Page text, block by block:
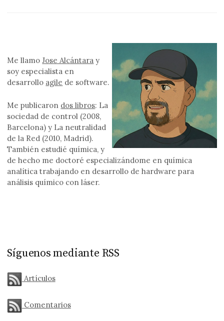
Me llamoJose Alcántara y
soy especialista en
desarrollo agile de software.
Me publicaron dos libros: La
sociedad de control (2008,
Barcelona) y La neutralidad
de la Red (2010, Madrid).
También estudié química, y
de hecho me doctoré especializándome en química
analítica trabajando en desarrollo de hardware para
análisis químico con láser.
Síguenos mediante RSS
Artículos
Comentarios